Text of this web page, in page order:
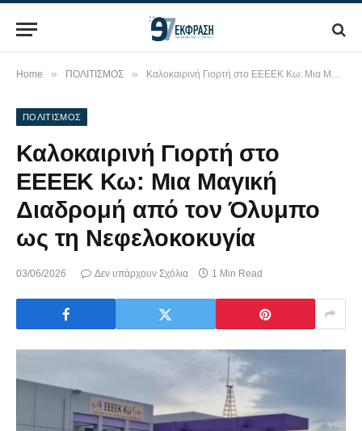
Home » ΠΟΛΙΤΙΣΜΟΣ » Καλοκαιρινή Γιορτή στο ΕΕΕΕΚ Κω: Μια Μαγική Διαδρομή από τον Όλυμπο ως τη Νεφελοκοκυγία
ΠΟΛΙΤΙΣΜΟΣ
Καλοκαιρινή Γιορτή στο
ΕΕΕΕΚ Κω: Μια Μαγική
Διαδρομή από τον Όλυμπο
ως τη Νεφελοκοκυγία
03/06/2026 Δεν υπάρχουν Σχόλια 1 Min Read